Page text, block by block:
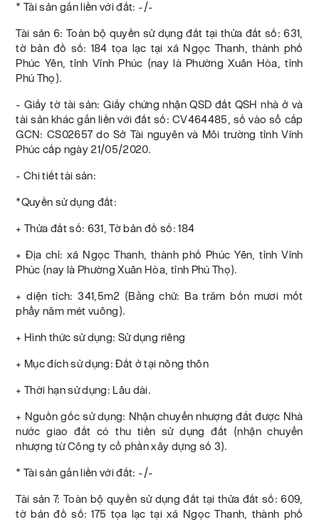
* Tài sản gắn liền với đất: -/-
Tài sản 6: Toàn bộ quyền sử dụng đất tại thửa đất số: 631,
tờ bản đồ số: 184 tọa lạc tại xã Ngọc Thanh, thành phố
Phúc Yên, tỉnh Vĩnh Phúc (nay là Phường Xuân Hòa, tỉnh
Phú Thọ).
- Giấy tờ tài sản: Giấy chứng nhận QSD đất QSH nhà ở và
tài sản khác gắn liền với đất số: CV464485, số vào sổ cấp
GCN: CS02657 do Sở Tài nguyên và Môi trường tỉnh Vĩnh
Phúc cấp ngày 21/05/2020.
- Chi tiết tài sản:
*Quyền sử dụng đất:
+ Thửa đất số: 631, Tờ bản đồ số: 184
+ Địa chỉ: xã Ngọc Thanh, thành phố Phúc Yên, tỉnh Vĩnh
Phúc (nay là Phường Xuân Hòa, tỉnh Phú Thọ).
+ diện tích: 341,5m2 (Bằng chữ: Ba trăm bốn mươi mốt
phẩy năm mét vuông).
+ Hình thức sử dụng: Sử dụng riêng
+ Mục đích sử dụng: Đất ở tại nông thôn
+ Thời hạn sử dụng: Lâu dài.
+ Nguồn gốc sử dụng: Nhận chuyển nhượng đất được Nhà
nước giao đất có thu tiền sử dụng đất (nhận chuyển
nhượng từ Công ty cổ phần xây dựng số 3).
* Tài sản gắn liền với đất: -/-
Tài sản 7: Toàn bộ quyền sử dụng đất tại thửa đất số: 609,
tờ bản đồ số: 175 tọa lạc tại xã Ngọc Thanh, thành phố